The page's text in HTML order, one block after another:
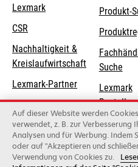
Lexmark
CSR
Nachhaltigkeit &
Kreislaufwirtschaft
Lexmark-Partner
wird
in
einer
neuen
geöffnet
Produkt-
Suche
Lexmark
Lexmark
Auf dieser Website werden
verwendet, z. B. zur Verbesserung
Analysen und für Werbung. Indem
oder auf "Akzeptieren und
Verwendung von Cookies zu.